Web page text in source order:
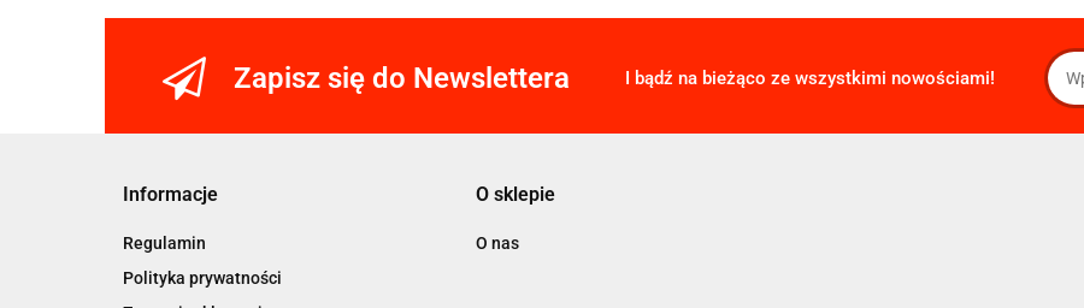
Zapisz się do Newslettera I bądź na bieżąco ze wszystkimi nowościami!
Informacje
Regulamin
Polityka prywatności
O sklepie
O nas